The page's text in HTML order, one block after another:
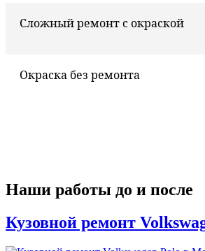
Сложный ремонт с окраской
Окраска без ремонта
Наши работы до и после
Кузовной ремонт